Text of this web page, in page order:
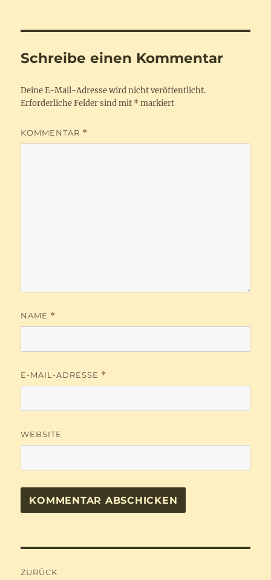
Schreibe einen Kommentar
Deine E-Mail-Adresse wird nicht veröffentlicht.
Erforderliche Felder sind mit * markiert
KOMMENTAR *
NAME *
E-MAIL-ADRESSE *
WEBSITE
ZURÜCK